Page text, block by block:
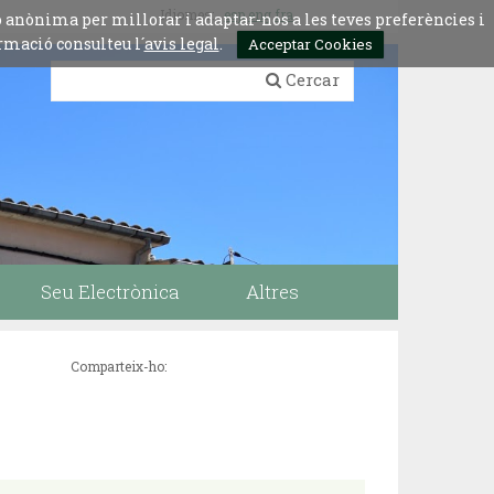
per millorar i adaptar-nos a les teves preferències i
consulteu l´avis legal. Acceptar Cookies
Idiomes:esp engfra
Cercar
Seu Electrònica Altres
Comparteix-ho: